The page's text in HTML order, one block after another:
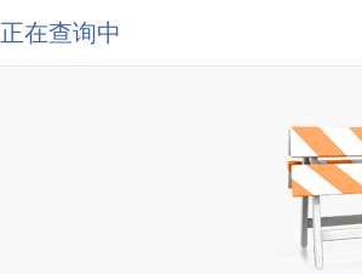
正在查询中